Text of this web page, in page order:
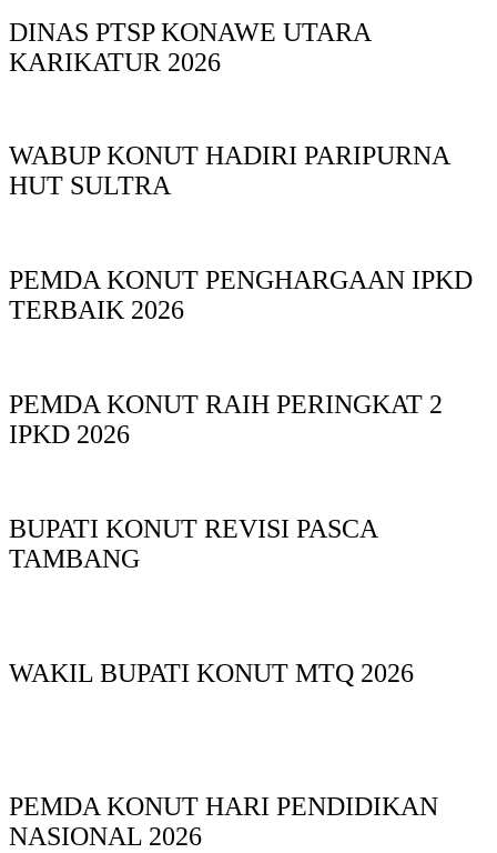
DINAS PTSP KONAWE UTARA
KARIKATUR 2026
WABUP KONUT HADIRI PARIPURNA
HUT SULTRA
PEMDA KONUT PENGHARGAAN IPKD
TERBAIK 2026
PEMDA KONUT RAIH PERINGKAT 2
IPKD 2026
BUPATI KONUT REVISI PASCA
TAMBANG
WAKIL BUPATI KONUT MTQ 2026
PEMDA KONUT HARI PENDIDIKAN
NASIONAL 2026